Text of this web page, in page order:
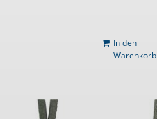
In den
Warenkorb